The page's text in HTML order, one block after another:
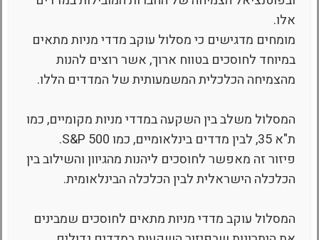
אלו.
מומחים מדגישים כי מסלול עוקב מדדי מניות מתאים
במיוחד לחוסכים בטווח ארוך, אשר רוצים להנות
מהצמיחה הכלכלית המשמעותית של המדדים הללו.
המסלול משלב בין השקעה במדדי מניות מקומיים, כמו
ת"א 35, לבין מדדים בינלאומיים, כמו S&P 500.
פיזור זה מאפשר לחוסכים ליהנות מהגיוון והשילוב בין
הכלכלה הישראלית לבין הכלכלה הבינלאומית.
המסלול עוקב מדדי מניות מתאים לחוסכים שמבינים